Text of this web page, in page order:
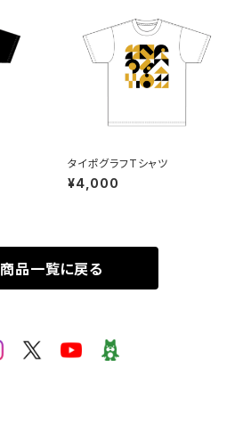
タイポグラフTシャツ
¥4,000
商品一覧に戻る